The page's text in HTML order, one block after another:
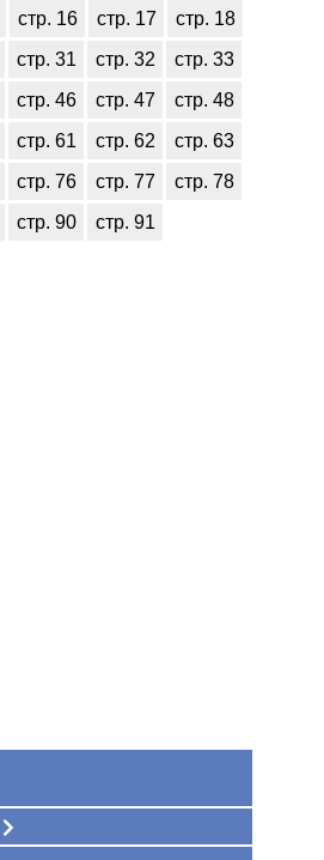
стр. 16 стр. 17
стр. 18
стр. 31 стр. 32
стр. 33
стр. 46 стр. 47
стр. 48
стр. 61 стр. 62
стр. 63
стр. 76 стр. 77
стр. 78
стр. 90 стр. 91